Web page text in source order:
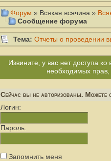
Форум » Всякая всячина »
Сообщение форума
Тема: Отчеты о проведении
Извините, у вас нет доступа
необходимых прав,
Сейчас вы не авторизованы. Можете
Логин:
Пароль:
Запомнить меня